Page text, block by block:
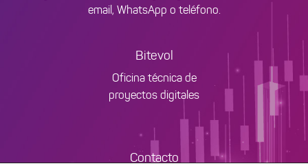
email, WhatsApp o teléfono.
Bitevol
Oficina técnica de
proyectos digitales
Contacto